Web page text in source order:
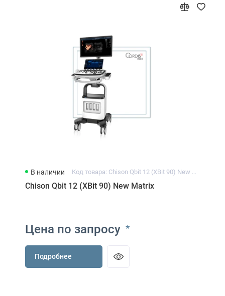
В наличии Код товара: Chison Qbit 12 (XBit 90) New Matrix
Chison Qbit 12 (XBit 90) New Matrix
Цена по запросу *
Подробнее